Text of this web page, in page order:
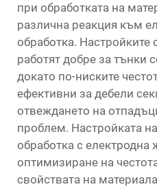
при обработката на
различна реакция към
обработка. Настройките
работят добре за тънки
докато по-ниските
ефективни за дебели
отвеждането на
проблем. Настройката
обработка с
оптимизиране на
свойствата на